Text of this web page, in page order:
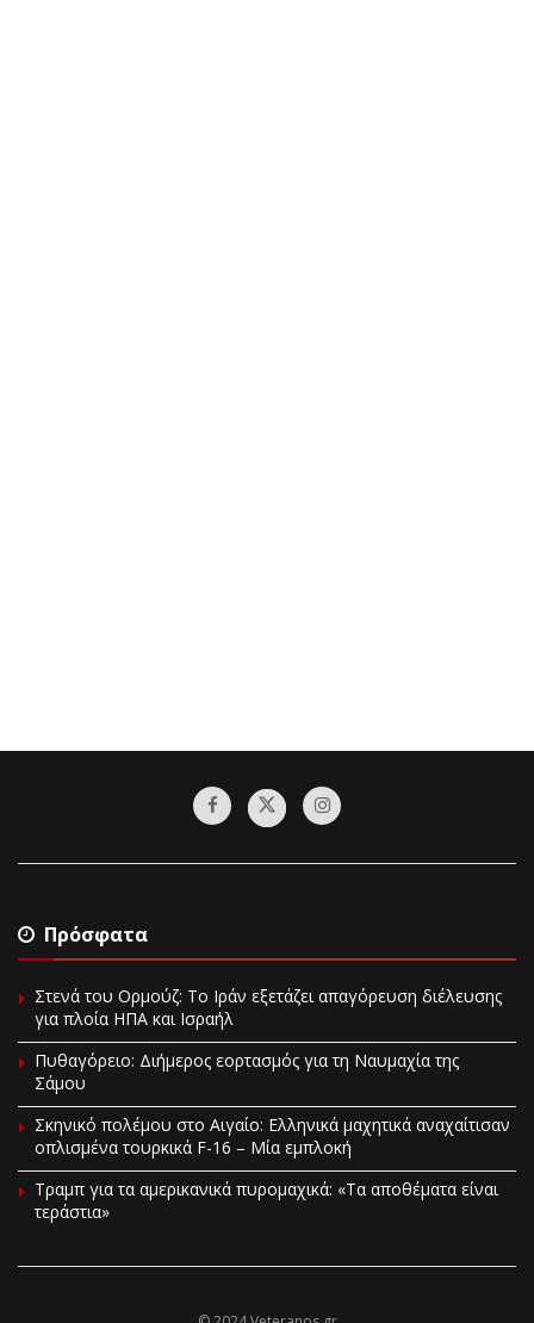
Πρόσφατα
Στενά του Ορμούζ: Το Ιράν εξετάζει απαγόρευση διέλευσης
για πλοία ΗΠΑ και Ισραήλ
Πυθαγόρειο: Διήμερος εορτασμός για τη Ναυμαχία της
Σάμου
Σκηνικό πολέμου στο Αιγαίο: Ελληνικά μαχητικά αναχαίτισαν
οπλισμένα τουρκικά F-16 – Μία εμπλοκή
Τραμπ για τα αμερικανικά πυρομαχικά: «Τα αποθέματα είναι
τεράστια»